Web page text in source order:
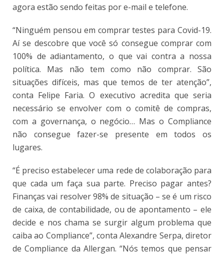
agora estão sendo feitas por e-mail e telefone.
“Ninguém pensou em comprar testes para Covid-19.
Aí se descobre que você só consegue comprar com
100% de adiantamento, o que vai contra a nossa
política. Mas não tem como não comprar. São
situações difíceis, mas que temos de ter atenção”,
conta Felipe Faria. O executivo acredita que seria
necessário se envolver com o comitê de compras,
com a governança, o negócio… Mas o Compliance
não consegue fazer-se presente em todos os
lugares.
“É preciso estabelecer uma rede de colaboração para
que cada um faça sua parte. Preciso pagar antes?
Finanças vai resolver 98% de situação – se é um risco
de caixa, de contabilidade, ou de apontamento – ele
decide e nos chama se surgir algum problema que
caiba ao Compliance”, conta Alexandre Serpa, diretor
de Compliance da Allergan. “Nós temos que pensar